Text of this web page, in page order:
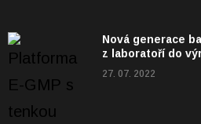
Nová generace
z laboratoří do
27. 07. 2022